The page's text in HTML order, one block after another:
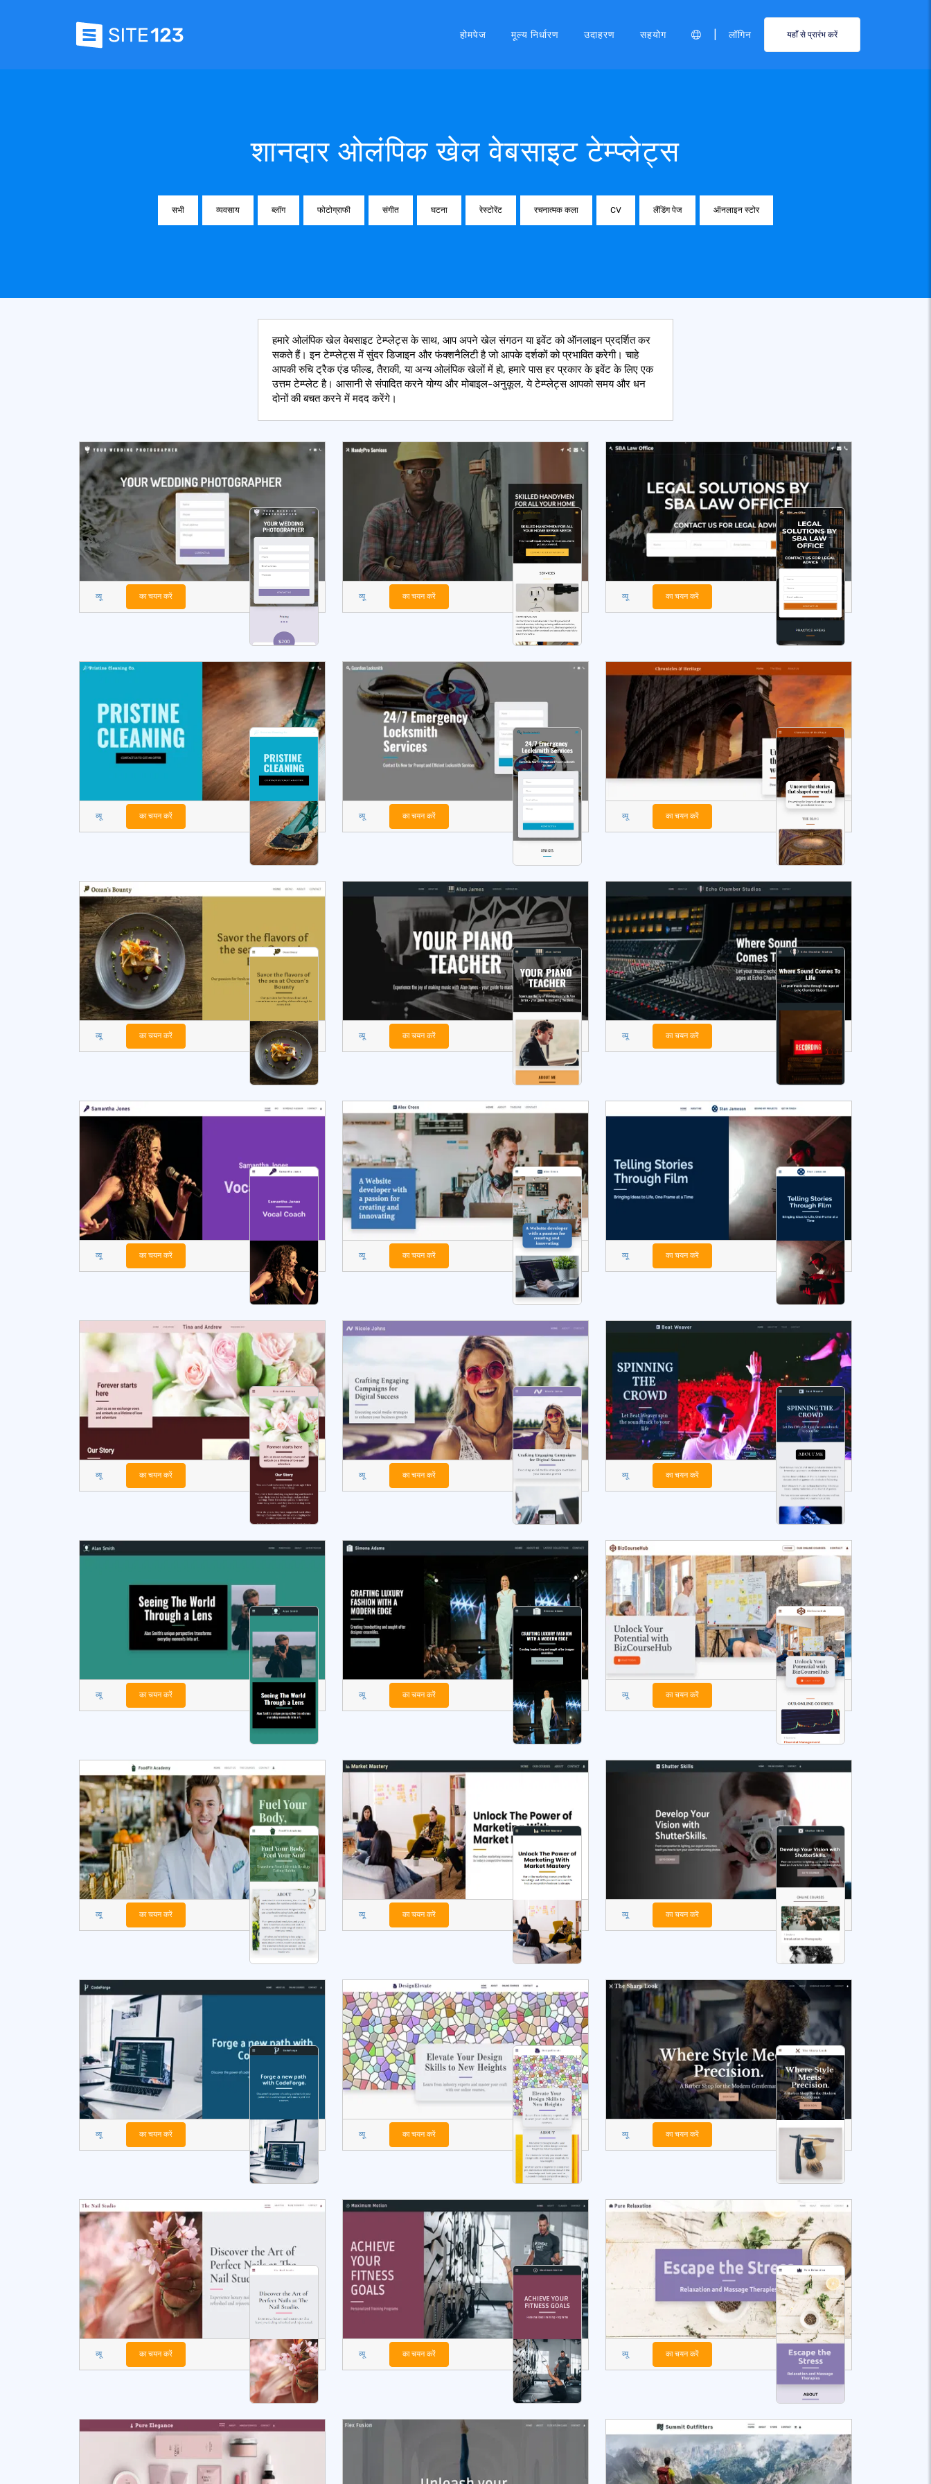
होमपेज मूल्य निर्धारण उदाहरण सहयोग लॉगिन यहाँ से प्रारंभ करें
शानदार ओलंपिक खेल वेबसाइट टेम्प्लेट्स
सभी व्यवसाय ब्लॉग फोटोग्राफी संगीत घटना रेस्टोरेंट रचनात्मक कला CV लैंडिंग पेज ऑनलाइन स्टोर
हमारे ओलंपिक खेल वेबसाइट टेम्प्लेट्स के साथ, आप अपने खेल संगठन या इवेंट को ऑनलाइन प्रदर्शित कर
सकते हैं। इन टेम्प्लेट्स में सुंदर डिजाइन और फंक्शनैलिटी है जो आपके दर्शकों को प्रभावित करेगी। चाहे
आपकी रुचि ट्रैक एंड फील्ड, तैराकी, या अन्य ओलंपिक खेलों में हो, हमारे पास हर प्रकार के इवेंट के लिए एक
उत्तम टेम्प्लेट है। आसानी से संपादित करने योग्य और मोबाइल-अनुकूल, ये टेम्प्लेट्स आपको समय और धन
दोनों की बचत करने में मदद करेंगे।
व्यू का चयन करें व्यू का चयन करें व्यू का चयन करें
व्यू का चयन करें व्यू का चयन करें व्यू का चयन करें
व्यू का चयन करें व्यू का चयन करें व्यू का चयन करें
व्यू का चयन करें व्यू का चयन करें व्यू का चयन करें
व्यू का चयन करें व्यू का चयन करें व्यू का चयन करें
व्यू का चयन करें व्यू का चयन करें व्यू का चयन करें
व्यू का चयन करें व्यू का चयन करें व्यू का चयन करें
व्यू का चयन करें व्यू का चयन करें व्यू का चयन करें
व्यू का चयन करें व्यू का चयन करें व्यू का चयन करें